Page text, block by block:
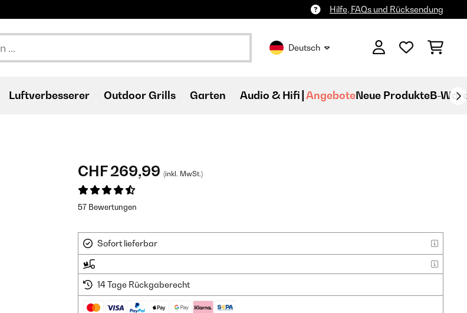
Hilfe, FAQs und Rücksendung
Deutsch
Luftverbesserer Outdoor Grills Garten Audio & Hifi AngeboteNeue ProdukteB-
CHF 269,99 (inkl. MwSt.)
57 Bewertungen
Sofort lieferbar
14 Tage Rückgaberecht